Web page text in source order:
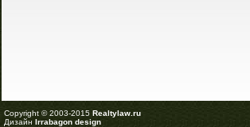
Copyright © 2003-2015 Realtylaw.ru
Дизайн Irrabagon design